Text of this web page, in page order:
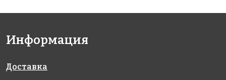
6902 руб./м²
327x327
2334 руб./м²
1348 руб./м²
Информация
Доставка